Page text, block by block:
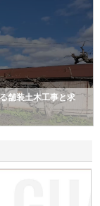
舗装土木工事と求